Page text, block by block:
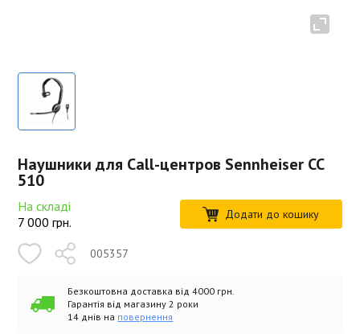
Наушники для Call-центров Sennheiser CC
510
На складі
7 000 грн. Додати до кошику
005357
Безкоштовна доставка від 4000 грн.
Гарантія від магазину 2 роки
14 днів на повернення